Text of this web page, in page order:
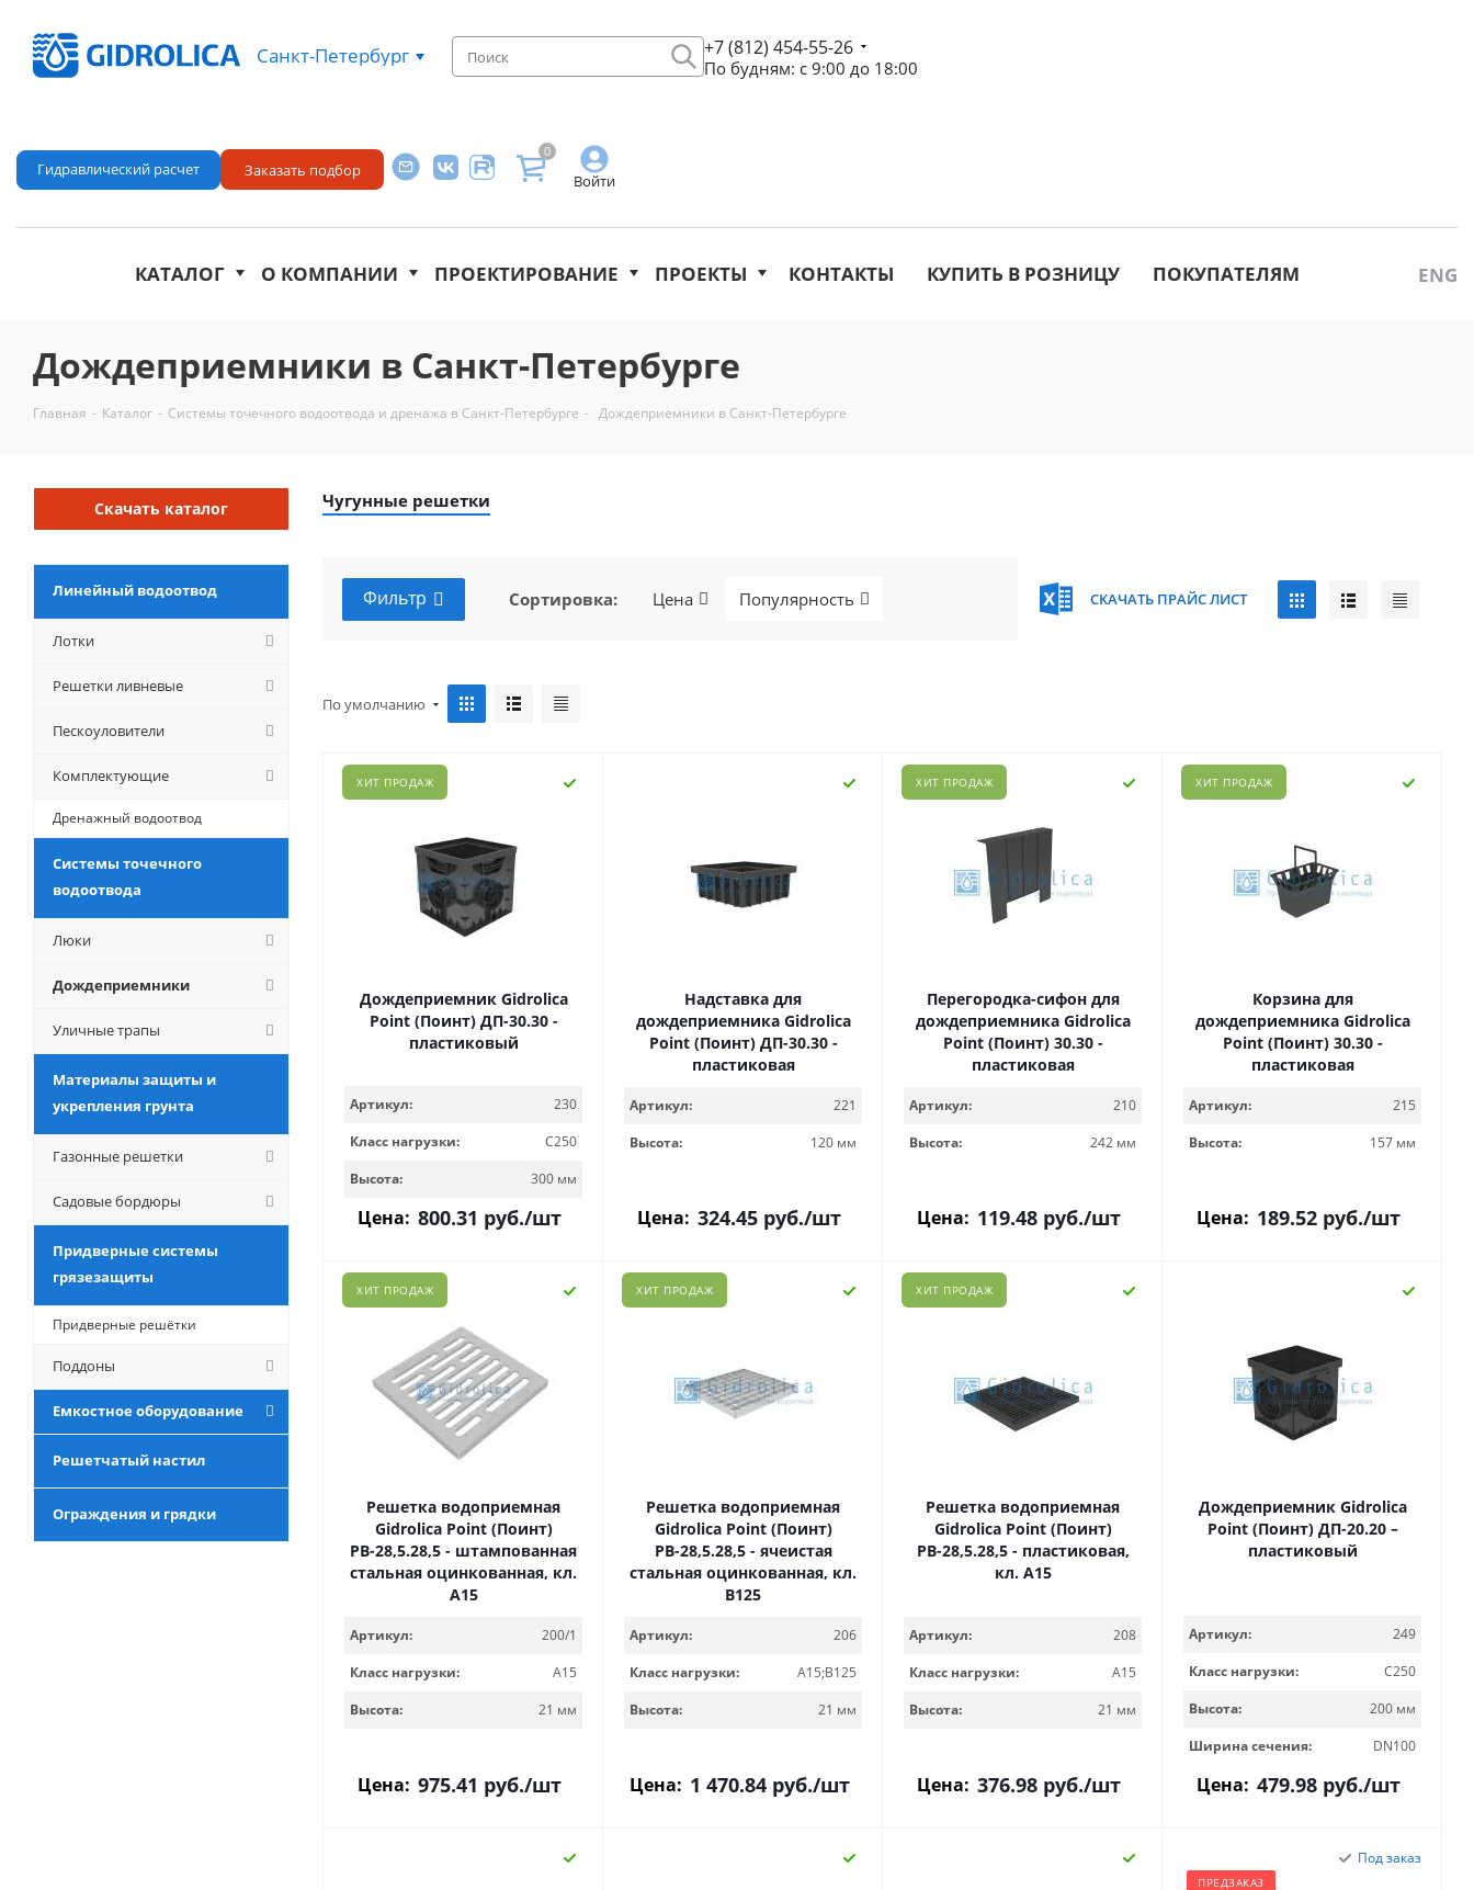
Санкт-Петербург +7 (812) 454-55-26
По будням: с 9:00 до 18:00
Войти
0
Гидравлический расчет Заказать подбор
КАТАЛОГ О КОМПАНИИ ПРОЕКТИРОВАНИЕ ПРОЕКТЫ КОНТАКТЫ КУПИТЬ В РОЗНИЦУ ПОКУПАТЕЛЯМ ENG
Дождеприемники в Санкт-Петербурге
Главная - Каталог - Системы точечного водоотвода и дренажа в Санкт-Петербурге - Дождеприемники в Санкт-Петербурге
Чугунные решетки
Фильтр Сортировка: Цена Популярность СКАЧАТЬ ПРАЙС ЛИСТ
По умолчанию
ХИТ ПРОДАЖ
Дождеприемник Gidrolica
Point (Поинт) ДП-30.30 -
пластиковый
Артикул:
230
Класс нагрузки:
C250
Высота:
300 мм
Цена: 800.31 руб./шт
Надставка для
дождеприемника Gidrolica
Point (Поинт) ДП-30.30 -
пластиковая
Артикул:
221
Высота:
120 мм
Цена: 324.45 руб./шт
ХИТ ПРОДАЖ
Перегородка-сифон для
дождеприемника Gidrolica
Point (Поинт) 30.30 -
пластиковая
Артикул:
210
Высота:
242 мм
Цена: 119.48 руб./шт
ХИТ ПРОДАЖ
Корзина для
дождеприемника Gidrolica
Point (Поинт) 30.30 -
пластиковая
Артикул:
215
Высота:
157 мм
Цена: 189.52 руб./шт
ХИТ ПРОДАЖ
Решетка водоприемная
Gidrolica Point (Поинт)
РВ-28,5.28,5 - штампованная
стальная оцинкованная, кл.
А15
Артикул:
200/1
Класс нагрузки:
A15
Высота:
21 мм
Цена: 975.41 руб./шт
ХИТ ПРОДАЖ
Решетка водоприемная
Gidrolica Point (Поинт)
РВ-28,5.28,5 - ячеистая
стальная оцинкованная, кл.
В125
Артикул:
206
Класс нагрузки:
A15;B125
Высота:
21 мм
Цена: 1 470.84руб./шт
ХИТ ПРОДАЖ
Решетка водоприемная
Gidrolica Point (Поинт)
РВ-28,5.28,5 - пластиковая,
кл. А15
Артикул:
208
Класс нагрузки:
A15
Высота:
21 мм
Цена: 376.98 руб./шт
Дождеприемник Gidrolica
Point (Поинт) ДП-20.20 –
пластиковый
Артикул:
249
Класс нагрузки:
C250
Высота:
200 мм
Ширина сечения:
DN100
Цена: 479.98 руб./шт
Под заказ
ПРЕДЗАКАЗ
Скачать каталог
Линейный водоотвод
Лотки
Решетки ливневые
Пескоуловители
Комплектующие
Дренажный водоотвод
Системы точечного
водоотвода
Люки
Дождеприемники
Уличные трапы
Материалы защиты и
укрепления грунта
Газонные решетки
Садовые бордюры
Придверные системы
грязезащиты
Придверные решётки
Поддоны
Емкостное оборудование
Решетчатый настил
Ограждения и грядки